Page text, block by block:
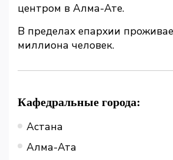
центром в Алма-Ате.
В пределах епархии
миллиона человек.
Кафедральные города:
Астана
Алма-Ата